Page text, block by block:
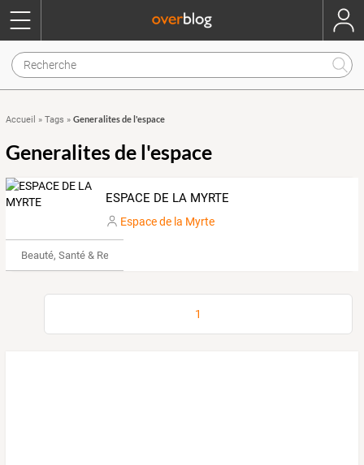
Accueil » Tags » Generalites de l'espace
Generalites de l'espace
ESPACE DE LA MYRTE
Espace de la Myrte
Beauté, Santé & Remise en forme
1